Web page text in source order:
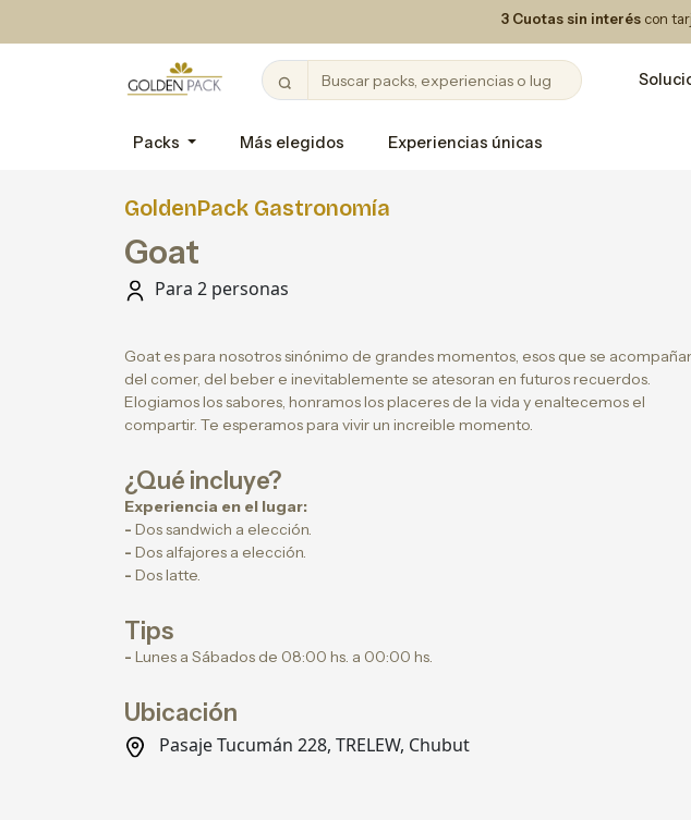
3 Cuotas sin interés con
Packs Más elegidos Experiencias únicas
GoldenPack Gastronomía
Goat
Para 2 personas
Goat es para nosotros sinónimo de grandes momentos, esos que se
del comer, del beber e inevitablemente se atesoran en futuros recuerdos.
Elogiamos los sabores, honramos los placeres de la vida y enaltecemos el
compartir. Te esperamos para vivir un increible momento.
¿Qué incluye?
Experiencia en el lugar:
- Dos sandwich a elección.
- Dos alfajores a elección.
- Dos latte.
Tips
- Lunes a Sábados de 08:00 hs. a 00:00 hs.
Ubicación
Pasaje Tucumán 228, TRELEW, Chubut